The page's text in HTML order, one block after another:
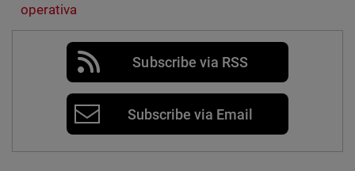
operativa
Subscribe via RSS
Subscribe via Email